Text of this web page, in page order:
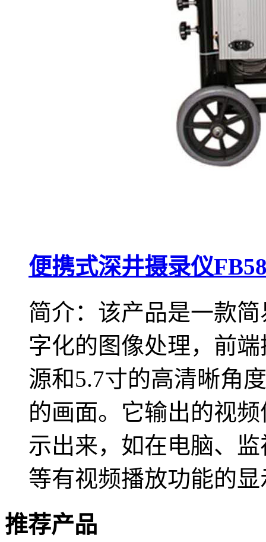
便携式深井摄录仪
简介：该产品是一款
字化的图像处理，前
源和5.7寸的高清晰角
的画面。它输出的视
示出来，如在电脑、
等有视频播放功能的
推荐产品